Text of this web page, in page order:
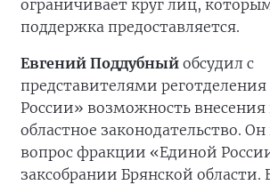
ограничивает круг лиц,
поддержка предоставляется.
Евгений Поддубный обсудил с
представителями
России» возможность
областное законодательство. Он
вопрос фракции «Единой
заксобрании Брянской области.